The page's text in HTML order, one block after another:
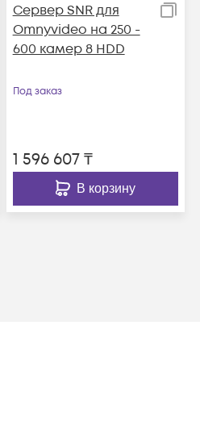
Сервер SNR для
Omnyvideo на 250 -
600 камер 8 HDD
Под заказ
1 596 607₸
В корзину